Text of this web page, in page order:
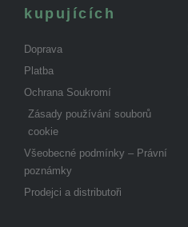
kupujících
Doprava
Platba
Ochrana Soukromí
Zásady používání souborů
cookie
Všeobecné podmínky – Právní
poznámky
Prodejci a distributoři